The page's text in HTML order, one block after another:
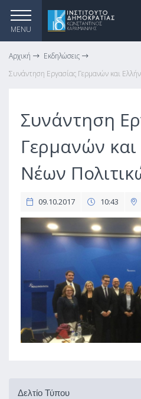
MENU
Αρχική
Εκδηλώσεις
Συνάντηση Εργασίας Γερμανών και
Συνάντηση
Γερμανών
Νέων
09.10.2017 10:43
Δελτίο Τύπου